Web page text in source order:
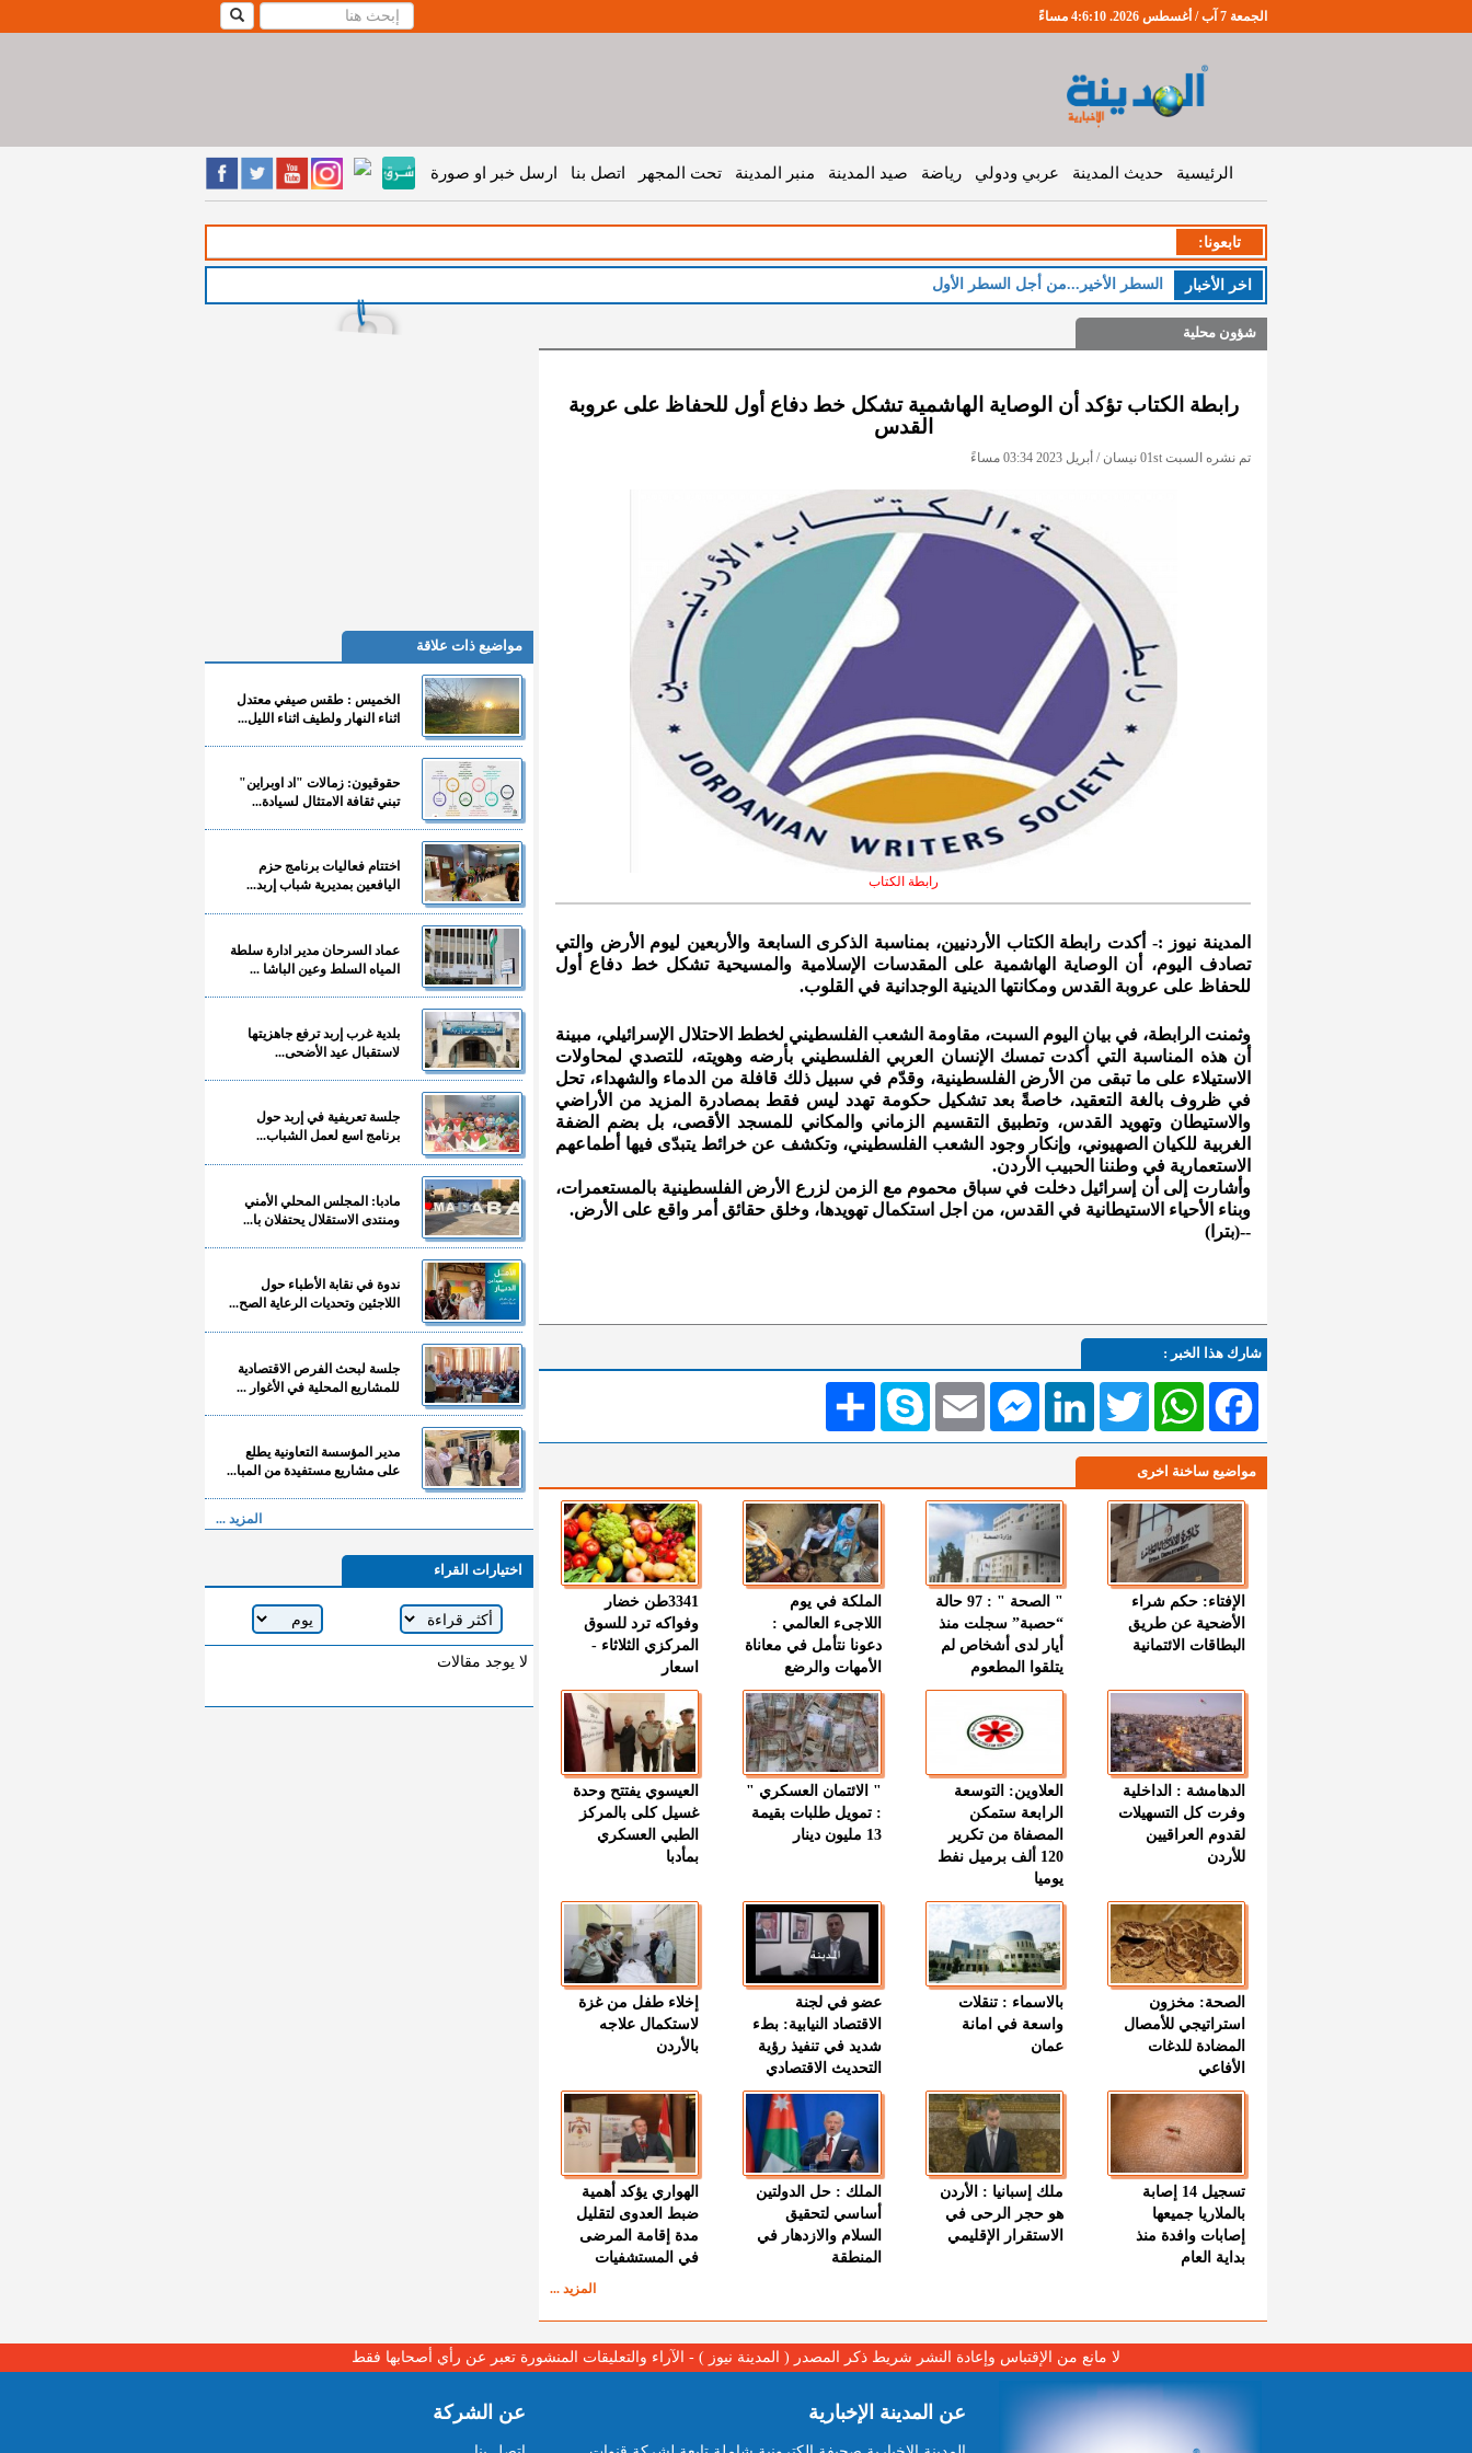
الجمعة 7 آب / أغسطس 2026. 4:6:10 مساءً
الرئيسية حديث المدينة عربي ودولي رياضة صيد المدينة منبر المدينة تحت المجهر اتصل بنا ارسل خبر او صورة
تابعونا:
اخر اﻷخبار السطر الأخير...من أجل السطر الأول
شؤون محلية
رابطة الكتاب تؤكد أن الوصاية الهاشمية تشكل خط دفاع أول للحفاظ على عروبة
القدس
تم نشره السبت 01st نيسان / أبريل 2023 03:34 مساءً
رابطة الكتاب
المدينة نيوز :- أكدت رابطة الكتاب الأردنيين، بمناسبة الذكرى السابعة والأربعين ليوم الأرض والتي
تصادف اليوم، أن الوصاية الهاشمية على المقدسات الإسلامية والمسيحية تشكل خط دفاع أول
للحفاظ على عروبة القدس ومكانتها الدينية الوجدانية في القلوب.
وثمنت الرابطة، في بيان اليوم السبت، مقاومة الشعب الفلسطيني لخطط الاحتلال الإسرائيلي، مبينة
أن هذه المناسبة التي أكدت تمسك الإنسان العربي الفلسطيني بأرضه وهويته، للتصدي لمحاولات
الاستيلاء على ما تبقى من الأرض الفلسطينية، وقدّم في سبيل ذلك قافلة من الدماء والشهداء، تحل
في ظروف بالغة التعقيد، خاصةً بعد تشكيل حكومة تهدد ليس فقط بمصادرة المزيد من الأراضي
والاستيطان وتهويد القدس، وتطبيق التقسيم الزماني والمكاني للمسجد الأقصى، بل بضم الضفة
الغربية للكيان الصهيوني، وإنكار وجود الشعب الفلسطيني، وتكشف عن خرائط يتبدّى فيها أطماعهم
الاستعمارية في وطننا الحبيب الأردن.
وأشارت إلى أن إسرائيل دخلت في سباق محموم مع الزمن لزرع الأرض الفلسطينية بالمستعمرات،
وبناء الأحياء الاستيطانية في القدس، من اجل استكمال تهويدها، وخلق حقائق أمر واقع على الأرض.
--(بترا)
شارك هذا الخبر :
انشر Skype EmailMessengerLinkedIn TwitterWhatsAppFacebook
مواضيع ساخنة اخرى
الإفتاء: حكم شراء
الأضحية عن طريق
البطاقات الائتمانية
" الصحة " : 97 حالة
“حصبة” سجلت منذ
أيار لدى أشخاص لم
يتلقوا المطعوم
الملكة في يوم
اللاجىء العالمي :
دعونا نتأمل في معاناة
الأمهات والرضع
3341طن خضار
وفواكه ترد للسوق
المركزي الثلاثاء -
اسعار
الدهامشة : الداخلية
وفرت كل التسهيلات
لقدوم العراقيين
للأردن
العلاوين: التوسعة
الرابعة ستمكن
المصفاة من تكرير
120 ألف برميل نفط
يوميا
" الائتمان العسكري "
: تمويل طلبات بقيمة
13 مليون دينار
العيسوي يفتتح وحدة
غسيل كلى بالمركز
الطبي العسكري
بمأدبا
الصحة: مخزون
استراتيجي للأمصال
المضادة للدغات
الأفاعي
بالاسماء : تنقلات
واسعة في امانة
عمان
عضو في لجنة
الاقتصاد النيابية: بطء
شديد في تنفيذ رؤية
التحديث الاقتصادي
إخلاء طفل من غزة
لاستكمال علاجه
بالأردن
تسجيل 14 إصابة
بالملاريا جميعها
إصابات وافدة منذ
بداية العام
ملك إسبانيا : الأردن
هو حجر الرحى في
الاستقرار الإقليمي
الملك : حل الدولتين
أساسي لتحقيق
السلام والازدهار في
المنطقة
الهواري يؤكد أهمية
ضبط العدوى لتقليل
مدة إقامة المرضى
في المستشفيات
المزيد ...
مواضيع ذات علاقة
الخميس : طقس صيفي معتدل
اثناء النهار ولطيف اثناء الليل...
حقوقيون: زمالات "اد اوبراين"
تبني ثقافة الامتثال لسيادة...
اختتام فعاليات برنامج حزم
اليافعين بمديرية شباب إربد...
عماد السرحان مدير ادارة سلطة
المياه السلط وعين الباشا ...
بلدية غرب إربد ترفع جاهزيتها
لاستقبال عيد الأضحى...
جلسة تعريفية في إربد حول
برنامج اسع لعمل الشباب...
مادبا: المجلس المحلي الأمني
ومنتدى الاستقلال يحتفلان با...
ندوة في نقابة الأطباء حول
اللاجئين وتحديات الرعاية الصح...
جلسة لبحث الفرص الاقتصادية
للمشاريع المحلية في الأغوار ...
مدير المؤسسة التعاونية يطلع
على مشاريع مستفيدة من المبا...
المزيد ...
اختيارات القراء
لا يوجد مقالات
لا مانع من الإقتباس وإعادة النشر شريط ذكر المصدر ( المدينة نيوز ) - الآراء والتعليقات المنشورة تعبر عن رأي أصحابها فقط
عن المدينة الإخبارية عن الشركة